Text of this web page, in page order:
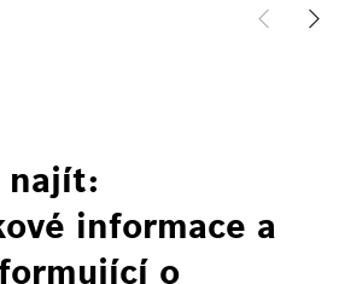
najít:
informace a
o